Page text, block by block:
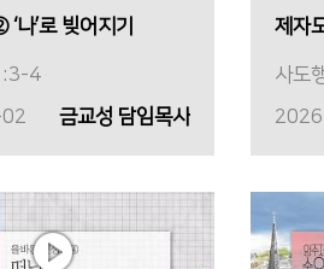
나’로 빚어지기
4
금교성 담임목사
제자
사도